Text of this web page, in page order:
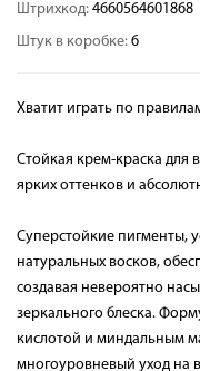
Штрихкод: 4660564601868
Штук в коробке: 6
Хватит играть по
Стойкая крем-краска для
ярких оттенков и
Суперстойкие пигменты,
натуральных восков,
создавая невероятно
зеркального блеска.
кислотой и миндальным
многоуровневый уход на